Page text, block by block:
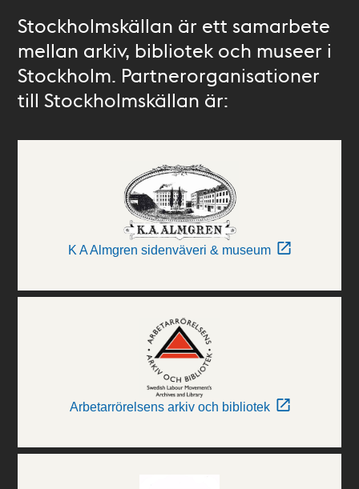
Stockholmskällan är ett samarbete
mellan arkiv, bibliotek och museer i
Stockholm. Partnerorganisationer
till Stockholmskällan är:
K A Almgren sidenväveri & museum
Arbetarrörelsens arkiv och bibliotek